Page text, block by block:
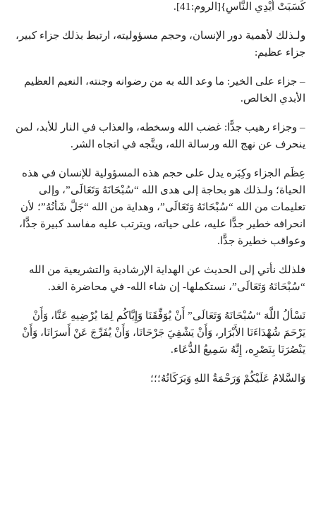
كَسَبَتْ أَيْدِي النَّاسِ}[الروم:41].
ولـذلك لأهمية دور الإنسان، وحجم مسؤوليته، ارتبط بذلك جزاء كبير،
جزاء عظيم:
– جزاء على الخير: ما وعد الله به من رضوانه وجنته، النعيم العظيم
الأبدي الخالص.
– وجزاء رهيب جدًّا: غضب الله وسخطه، والعذاب في النار للأبد، لمن
ينحرف عن نهج الله ورسالة الله، ويتَّجه في اتجاه الشر.
عِظَم الجزاء وكِبَره يدل على حجم هذه المسؤولية للإنسان في هذه
الحياة؛ ولـذلك هو بحاجة إلى هدى الله “سُبْحَانَهُ وَتَعَالَى”، وإلى
تعليمات من الله “سُبْحَانَهُ وَتَعَالَى”، وهداية من الله “جَلَّ شَأنُهُ”؛ لأن
انحرافه خطير جدًّا عليه، على حياته، ويترتب عليه مفاسد كبيرة جدًّا،
وعواقب خطيرة جدًّا.
فلذلك نأتي إلى الحديث عن الهداية الإرشادية والتشريعية من الله
“سُبْحَانَهُ وَتَعَالَى”، نستكملها- إن شاء الله- في محاضرة الغد.
نَسْألُ اللَّهَ “سُبْحَانَهُ وَتَعَالَى” أَنْ يُوَفِّقَنَا وَإِيَّاكُم لِمَا يُرْضِيهِ عَنَّا، وَأَنْ
يَرْحَمَ شُهْدَاءَنَا الأَبْرَار، وَأَنْ يَشْفِيَ جَرْحَانَا، وَأَنْ يُفَرِّجَ عَنْ أَسرَانَا، وَأَنْ
يَنْصُرَنَا بِنَصْرِه، إِنَّهُ سَمِيعُ الدُّعَاء.
وَالسَّلامُ عَلَيْكُمْ وَرَحْمَةُ اللهِ وَبَرَكَاتُهُ؛؛؛